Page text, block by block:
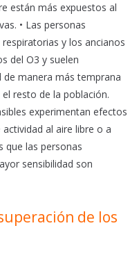
están más expuestos al
• Las personas
y los ancianos
del O3 y suelen
manera más temprana
resto de la población.
experimentan efectos
al aire libre o a
que las personas
sensibilidad son
de los